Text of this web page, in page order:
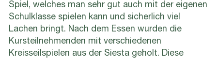
Spiel, welches man sehr gut auch mit der eigenen
Schulklasse spielen kann und sicherlich viel
Lachen bringt. Nach dem Essen wurden die
Kursteilnehmenden mit verschiedenen
Kreisseilspielen aus der Siesta geholt. Diese